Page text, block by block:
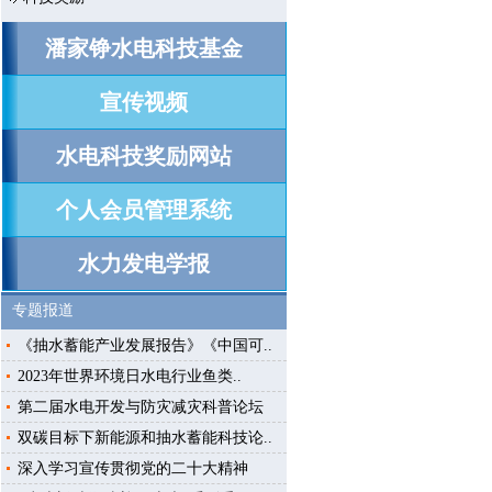
潘家铮水电科技基金
宣传视频
水电科技奖励网站
个人会员管理系统
水力发电学报
专题报道
《抽水蓄能产业发展报告》《中国可..
2023年世界环境日水电行业鱼类..
第二届水电开发与防灾减灾科普论坛
双碳目标下新能源和抽水蓄能科技论..
深入学习宣传贯彻党的二十大精神